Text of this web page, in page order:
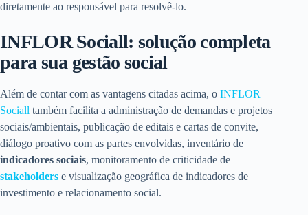
diretamente ao responsável para resolvê-lo.
INFLOR Sociall: solução completa
para sua gestão social
Além de contar com as vantagens citadas acima, o INFLOR
Sociall também facilita a administração de demandas e projetos
sociais/ambientais, publicação de editais e cartas de convite,
diálogo proativo com as partes envolvidas, inventário de
indicadores sociais, monitoramento de criticidade de
stakeholders e visualização geográfica de indicadores de
investimento e relacionamento social.